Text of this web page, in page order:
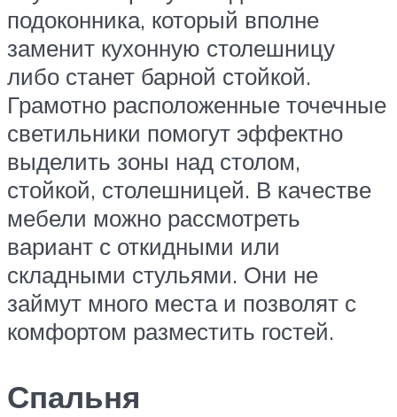
подоконника, который вполне
заменит кухонную столешницу
либо станет барной стойкой.
Грамотно расположенные точечные
светильники помогут эффектно
выделить зоны над столом,
стойкой, столешницей. В качестве
мебели можно рассмотреть
вариант с откидными или
складными стульями. Они не
займут много места и позволят с
комфортом разместить гостей.
Спальня